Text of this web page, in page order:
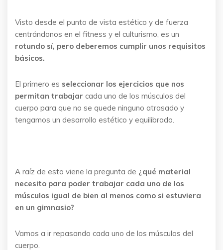
Visto desde el punto de vista estético y de fuerza
centrándonos en el fitness y el culturismo, es un
rotundo sí, pero deberemos cumplir unos requisitos
básicos.
El primero es seleccionar los ejercicios que nos
permitan trabajar cada uno de los músculos del
cuerpo para que no se quede ninguno atrasado y
tengamos un desarrollo estético y equilibrado.
A raíz de esto viene la pregunta de ¿qué material
necesito para poder trabajar cada uno de los
músculos igual de bien al menos como si estuviera
en un gimnasio?
Vamos a ir repasando cada uno de los músculos del
cuerpo.